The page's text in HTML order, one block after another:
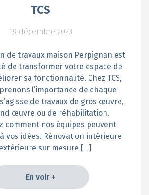
TCS
18 décembre 2023
de travaux maison Perpignan est
de transformer votre espace de
sa fonctionnalité. Chez TCS,
l’importance de chaque
de travaux de gros œuvre,
œuvre ou de réhabilitation.
comment nos équipes peuvent
vos idées. Rénovation intérieure
sur mesure […]
En voir +